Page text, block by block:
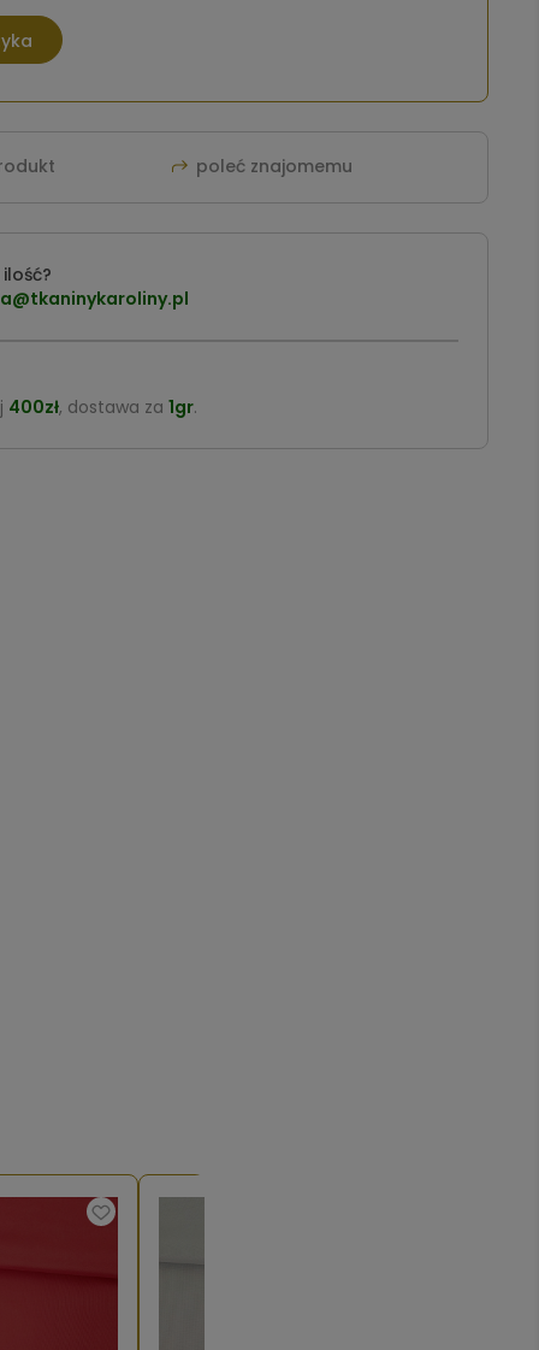
poleć znajomemu
400zł, dostawa za 1gr.